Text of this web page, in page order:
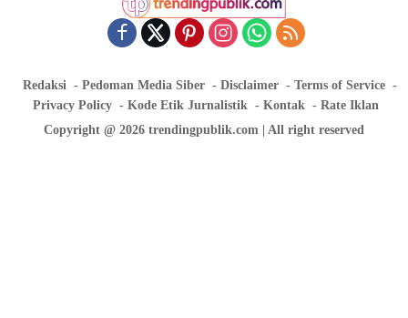
Redaksi Pedoman Media Siber Disclaimer
Terms of Service
Privacy Policy
Kode Etik Jurnalistik Kontak
Rate Iklan
Copyright @ 2026 trendingpublik.com | All right reserved